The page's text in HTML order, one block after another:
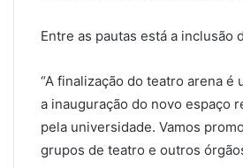
Entre as pautas está a inclusão
“A finalização do teatro arena é
a inauguração do novo espaço
pela universidade. Vamos
grupos de teatro e outros